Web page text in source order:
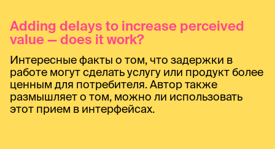
Adding delays to increase perceived
value — does it work?
Интересные факты о том, что задержки в
работе могут сделать услугу или продукт более
ценным для потребителя. Автор также
размышляет о том, можно ли использовать
этот прием в интерфейсах.